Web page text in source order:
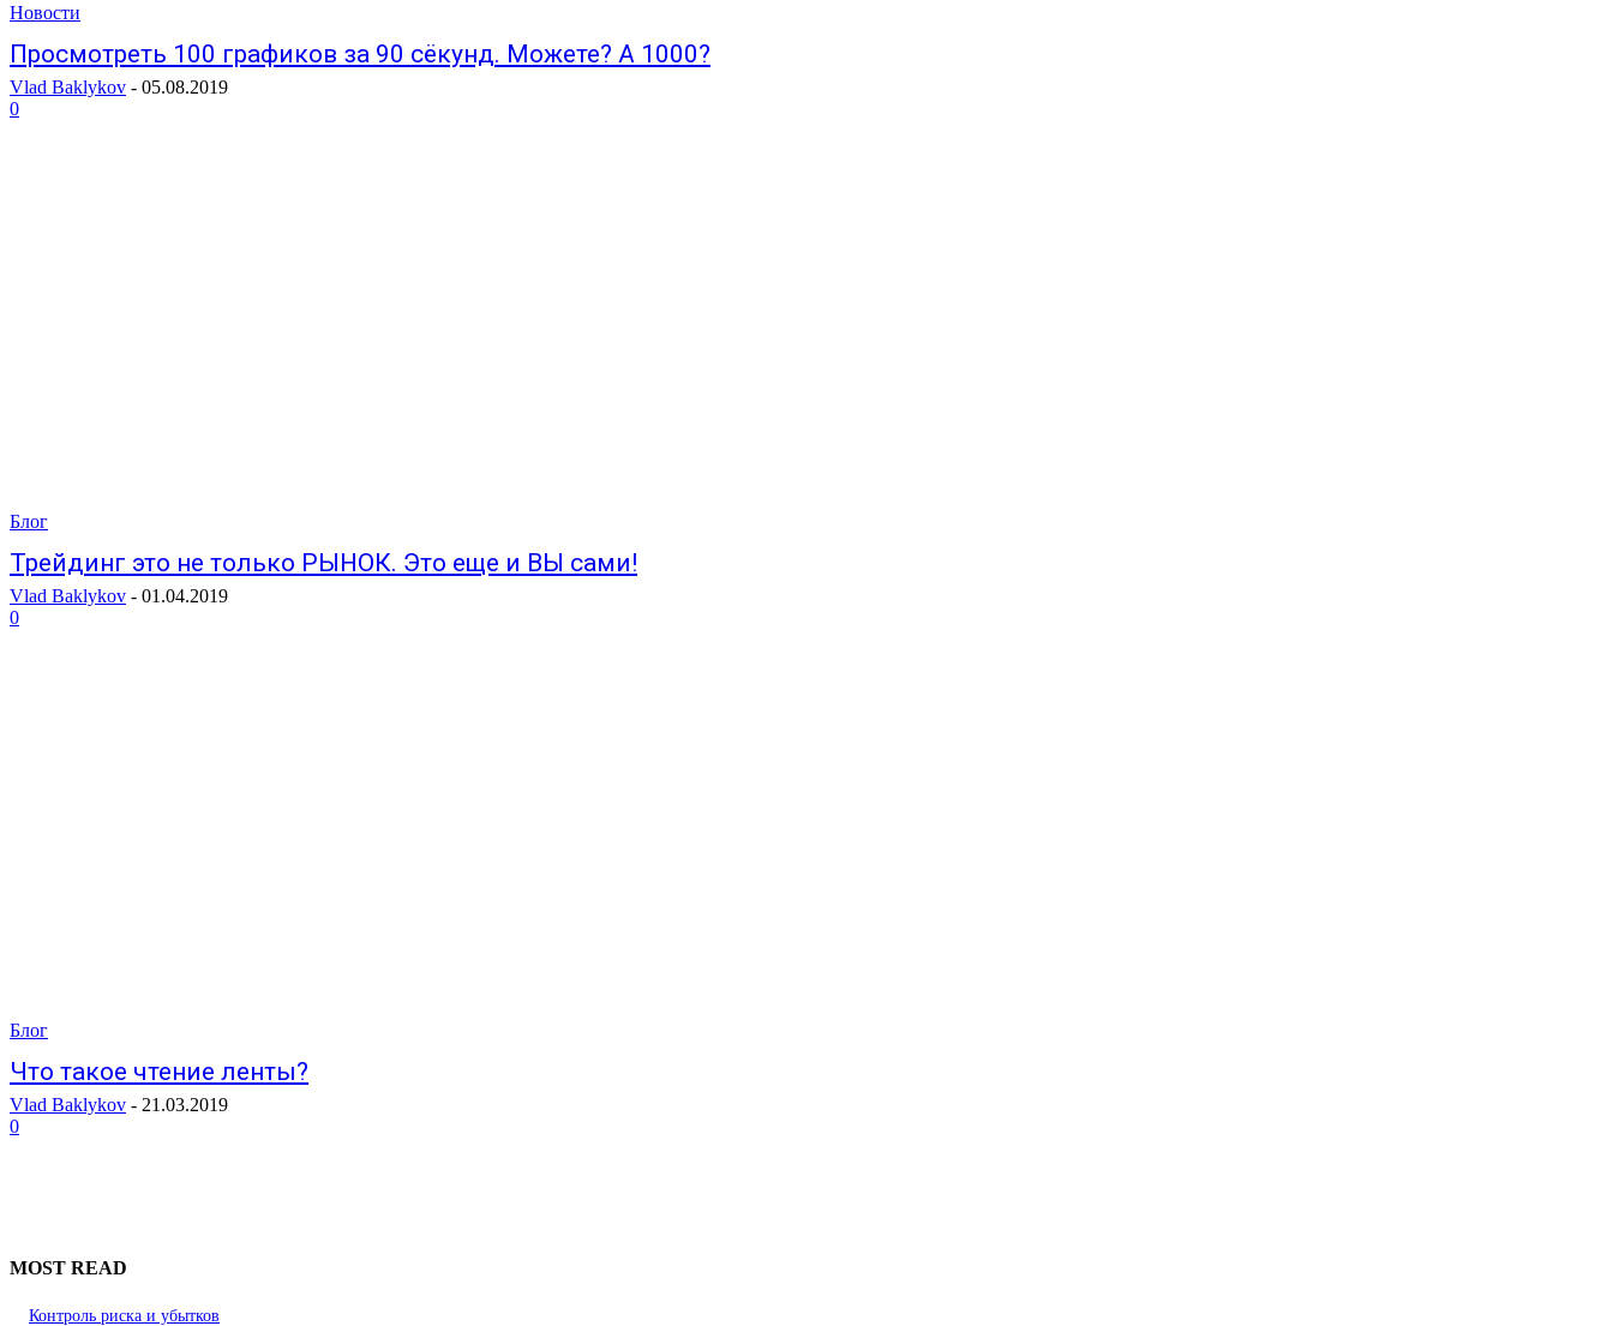
Новости
Просмотреть 100 графиков за 90 сёкунд. Можете? А 1000?
Vlad Baklykov - 05.08.2019
0
Блог
Трейдинг это не только РЫНОК. Это еще и ВЫ сами!
Vlad Baklykov - 01.04.2019
0
Блог
Что такое чтение ленты?
Vlad Baklykov - 21.03.2019
0
MOST READ
Контроль риска и убытков